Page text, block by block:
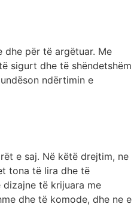
dhe për të argëtuar. Me
sigurt dhe të shëndetshëm
ndërtimin e
e saj. Në këtë drejtim, ne
tona të lira dhe të
të krijuara me
dhe të komode, dhe ne e